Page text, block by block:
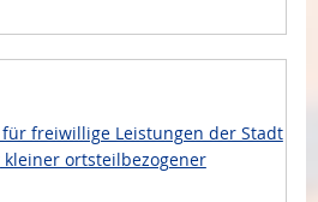
freiwillige Leistungen der Stadt
ortsteilbezogener